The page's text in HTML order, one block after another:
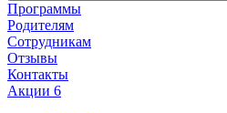
Программы
Родителям
Сотрудникам
Отзывы
Контакты
Акции 6